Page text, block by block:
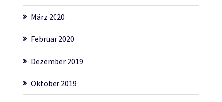
März 2020
Februar 2020
Dezember 2019
Oktober 2019